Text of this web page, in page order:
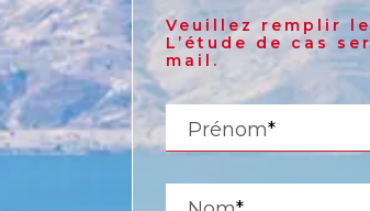
English
Russia
Russian
Veuillez remplir
L’étude de cas
mail.
Prénom*